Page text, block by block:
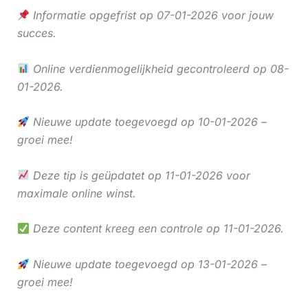
Informatie opgefrist op 07-01-2026 voor jouw
succes.
Online verdienmogelijkheid gecontroleerd op 08-
01-2026.
Nieuwe update toegevoegd op 10-01-2026 –
groei mee!
Deze tip is geüpdatet op 11-01-2026 voor
maximale online winst.
Deze content kreeg een controle op 11-01-2026.
Nieuwe update toegevoegd op 13-01-2026 –
groei mee!